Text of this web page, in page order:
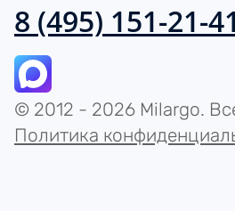
8 (495) 151-21-41
© 2012 - 2026 Milargo.
Политика